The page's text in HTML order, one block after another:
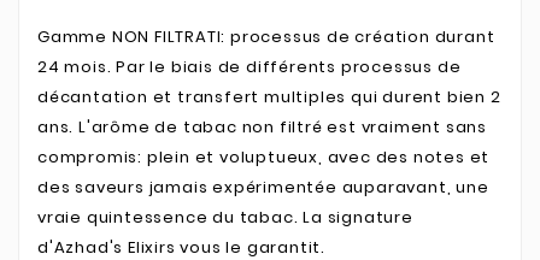
Gamme NON FILTRATI: processus de création durant
24 mois. Par le biais de différents processus de
décantation et transfert multiples qui durent bien 2
ans. L'arôme de tabac non filtré est vraiment sans
compromis: plein et voluptueux, avec des notes et
des saveurs jamais expérimentée auparavant, une
vraie quintessence du tabac. La signature
d'Azhad's Elixirs vous le garantit.